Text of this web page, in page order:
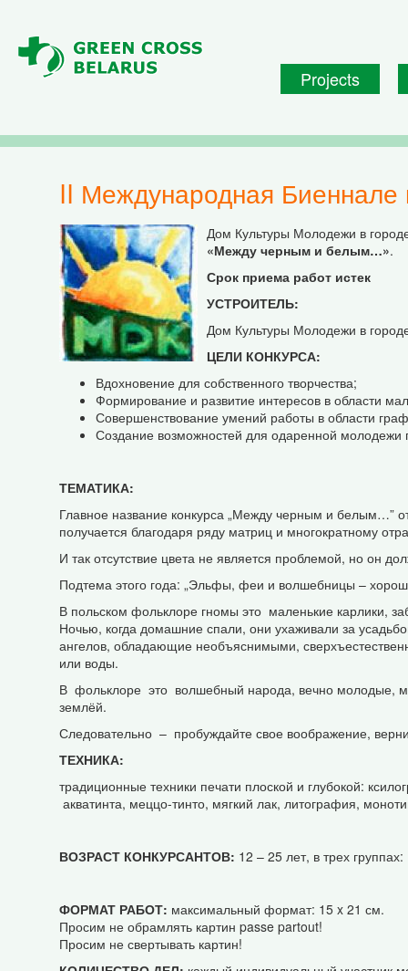
Projects
II Международная
Дом Культуры Молодежи в
«Между черным и белым…».
Срок приема работ истек
УСТРОИТЕЛЬ:
Дом Культуры Молодежи в
ЦЕЛИ КОНКУРСА:
Вдохновение для собственного творчества;
Формирование и развитие интересов в области
Совершенствование умений работы в области
Создание возможностей для одаренной молодежи
ТЕМАТИКА:
Главное название конкурса „Между черным и белым…”
получается благодаря ряду матриц и многократному
И так отсутствие цвета не является проблемой, но он
Подтема этого года: „Эльфы, феи и волшебницы –
В польском фольклоре гномы это маленькие карлики,
Ночью, когда домашние спали, они ухаживали за
ангелов, обладающие необъяснимыми,
или воды.
В фольклоре это волшебный народа, вечно молодые,
землёй.
Следовательно – пробуждайте свое воображение,
ТЕХНИКА:
традиционные техники печати плоской и глубокой:
акватинта, меццо-тинто, мягкий лак, литография,
ВОЗРАСТ КОНКУРСАНТОВ: 12 – 25 лет, в трех
ФОРМАТ РАБОТ: максимальный формат: 15 x 21 см.
Просим не обрамлять картин passe partout!
Просим не свертывать картин!